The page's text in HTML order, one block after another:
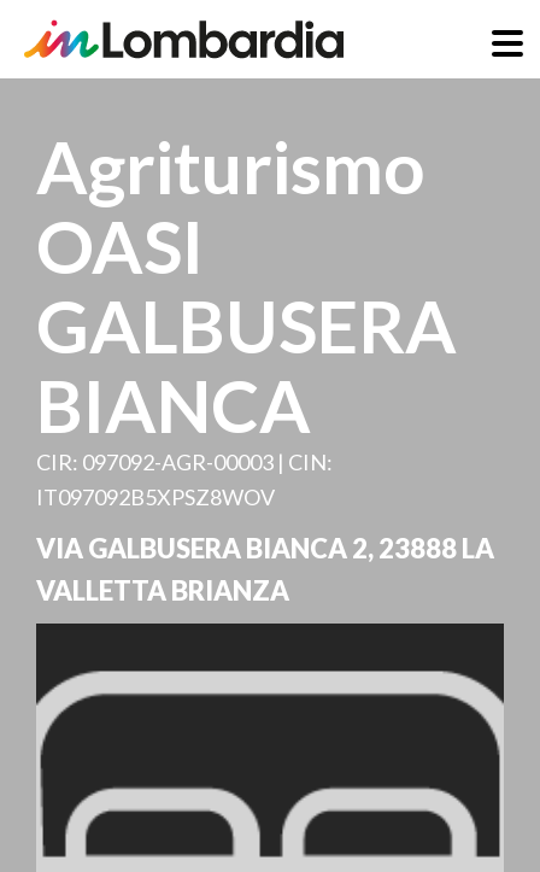
content
Agriturismo
OASI
GALBUSERA
BIANCA
CIR: 097092-AGR-00003 | CIN:
IT097092B5XPSZ8WOV
VIA GALBUSERA BIANCA 2,23888LA
VALLETTA BRIANZA